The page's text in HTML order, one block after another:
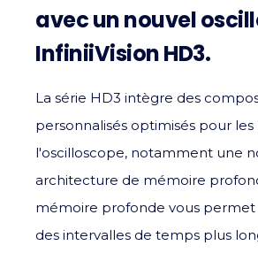
avec un nouvel
InfiniiVision HD3.
La série HD3 intègre des
personnalisés optimisés pour les
l'oscilloscope, notamment une
architecture de mémoire
mémoire profonde vous
des intervalles de temps plus